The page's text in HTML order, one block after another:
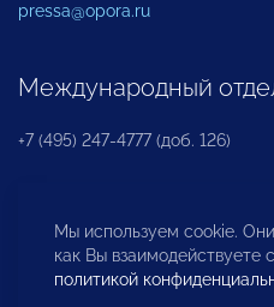
pressa@opora.ru
Международный
+7 (495) 247-4777 (доб. 126)
Бюро по защите прав
инвесторов
Мы используем cookie.
как Вы взаимодействуете
политикой